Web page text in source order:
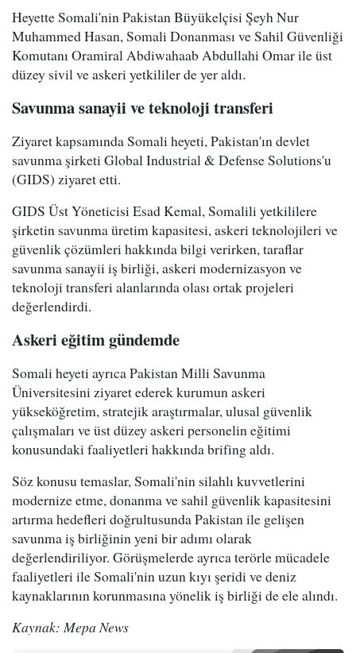
Heyette Somali'nin Pakistan Büyükelçisi Şeyh Nur
Muhammed Hasan, Somali Donanması ve Sahil Güvenliği
Komutanı Oramiral Abdiwahaab Abdullahi Omar ile üst
düzey sivil ve askeri yetkililer de yer aldı.
Savunma sanayii ve teknoloji transferi
Ziyaret kapsamında Somali heyeti, Pakistan'ın devlet
savunma şirketi Global Industrial & Defense Solutions'u
(GIDS) ziyaret etti.
GIDS Üst Yöneticisi Esad Kemal, Somalili yetkililere
şirketin savunma üretim kapasitesi, askeri teknolojileri ve
güvenlik çözümleri hakkında bilgi verirken, taraflar
savunma sanayii iş birliği, askeri modernizasyon ve
teknoloji transferi alanlarında olası ortak projeleri
değerlendirdi.
Askeri eğitim gündemde
Somali heyeti ayrıca Pakistan Milli Savunma
Üniversitesini ziyaret ederek kurumun askeri
yükseköğretim, stratejik araştırmalar, ulusal güvenlik
çalışmaları ve üst düzey askeri personelin eğitimi
konusundaki faaliyetleri hakkında brifing aldı.
Söz konusu temaslar, Somali'nin silahlı kuvvetlerini
modernize etme, donanma ve sahil güvenlik kapasitesini
artırma hedefleri doğrultusunda Pakistan ile gelişen
savunma iş birliğinin yeni bir adımı olarak
değerlendiriliyor. Görüşmelerde ayrıca terörle mücadele
faaliyetleri ile Somali'nin uzun kıyı şeridi ve deniz
kaynaklarının korunmasına yönelik iş birliği de ele alındı.
Kaynak: Mepa News